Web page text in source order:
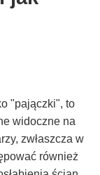
"pajączki", to
widoczne na
zwłaszcza w
również